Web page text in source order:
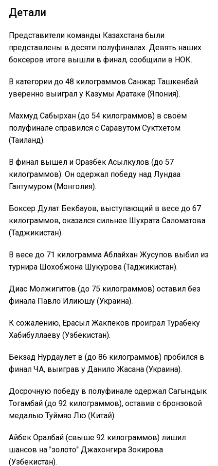
Детали
Представители команды Казахстана были
представлены в десяти полуфиналах. Девять наших
боксеров итоге вышли в финал, сообщили в НОК.
В категории до 48 килограммов Санжар Ташкенбай
уверенно выиграл у Казумы Аратаке (Япония).
Махмуд Сабырхан (до 54 килограммов) в своём
полуфинале справился с Саравутом Суктхетом
(Таиланд).
В финал вышел и Оразбек Асылкулов (до 57
килограммов). Он одержал победу над Лундаа
Гантумуром (Монголия).
Боксер Дулат Бекбауов, выступающий в весе до 67
килограммов, оказался сильнее Шухрата Саломатова
(Таджикистан).
В весе до 71 килограмма Аблайхан Жусупов выбил из
турнира Шохобжона Шукурова (Таджикистан).
Диас Молжигитов (до 75 килограммов) оставил без
финала Павло Илиюшу (Украина).
К сожалению, Ерасыл Жакпеков проиграл Турабеку
Хабибуллаеву (Узбекистан).
Бекзад Нурдаулет в (до 86 килограммов) пробился в
финал ЧА, выиграв у Данило Жасана (Украина).
Досрочную победу в полуфинале одержал Сагындык
Тогамбай (до 92 килограммов), оставив с бронзовой
медалью Туймяо Лю (Китай).
Айбек Оралбай (свыше 92 килограммов) лишил
шансов на "золото" Джахонгира Зокирова
(Узбекистан).